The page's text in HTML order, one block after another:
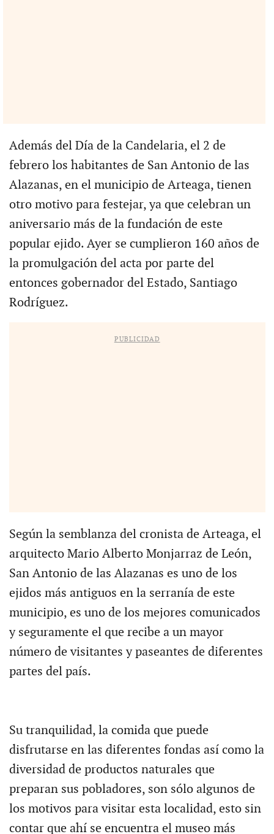
Además del Día de la Candelaria, el 2 de
febrero los habitantes de San Antonio de las
Alazanas, en el municipio de Arteaga, tienen
otro motivo para festejar, ya que celebran un
aniversario más de la fundación de este
popular ejido. Ayer se cumplieron 160 años de
la promulgación del acta por parte del
entonces gobernador del Estado, Santiago
Rodríguez.
PUBLICIDAD
Según la semblanza del cronista de Arteaga, el
arquitecto Mario Alberto Monjarraz de León,
San Antonio de las Alazanas es uno de los
ejidos más antiguos en la serranía de este
municipio, es uno de los mejores comunicados
y seguramente el que recibe a un mayor
número de visitantes y paseantes de diferentes
partes del país.
Su tranquilidad, la comida que puede
disfrutarse en las diferentes fondas así como la
diversidad de productos naturales que
preparan sus pobladores, son sólo algunos de
los motivos para visitar esta localidad, esto sin
contar que ahí se encuentra el museo más